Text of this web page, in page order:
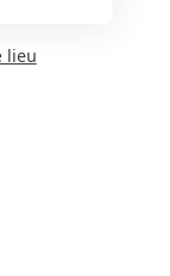
lieu